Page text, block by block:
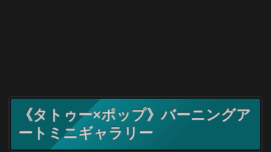
《タトゥー×ポップ》バーニングア
ートミニギャラリー